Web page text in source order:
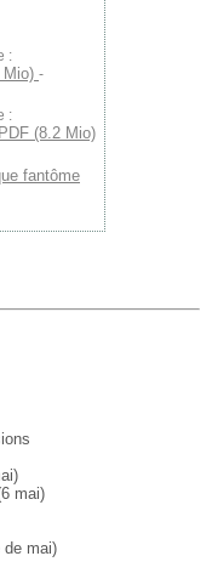
:
-
:
(8.2 Mio)
fantôme
mai)
de mai)